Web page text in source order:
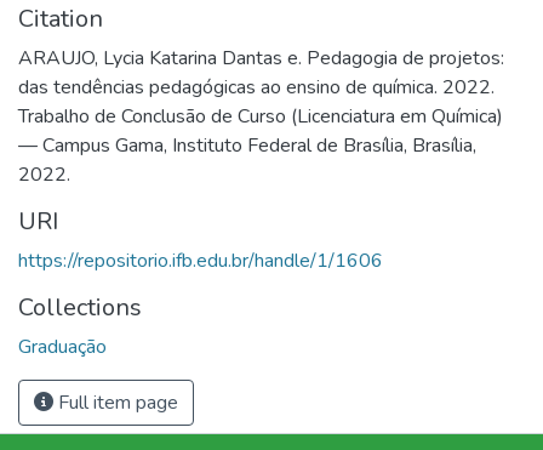
Citation
ARAUJO, Lycia Katarina Dantas e. Pedagogia de projetos:
das tendências pedagógicas ao ensino de química. 2022.
Trabalho de Conclusão de Curso (Licenciatura em Química)
— Campus Gama, Instituto Federal de Brasília, Brasília,
2022.
URI
https://repositorio.ifb.edu.br/handle/1/1606
Collections
Graduação
Full item page